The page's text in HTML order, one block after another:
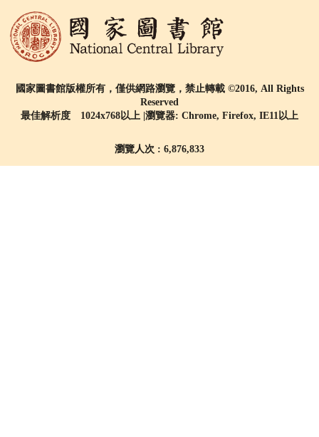
國家圖書館版權所有，僅供網路瀏覽，禁止轉載 ©2016, All Rights
Reserved
最佳解析度 1024x768以上 |瀏覽器: Chrome, Firefox, IE11以上
瀏覽人次 : 6,876,833